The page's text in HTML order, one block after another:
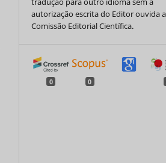
autorização escrita do Editor ouvida a
Comissão Editorial Científica.
0 0